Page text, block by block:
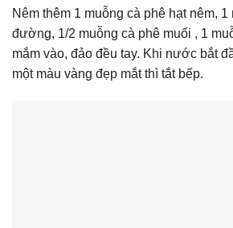
Nêm thêm 1 muỗng cà phê hạt nêm,
đường, 1/2 muỗng cà phê muối , 1
mắm vào, đảo đều tay. Khi nước bắt
một màu vàng đẹp mắt thì tắt bếp.